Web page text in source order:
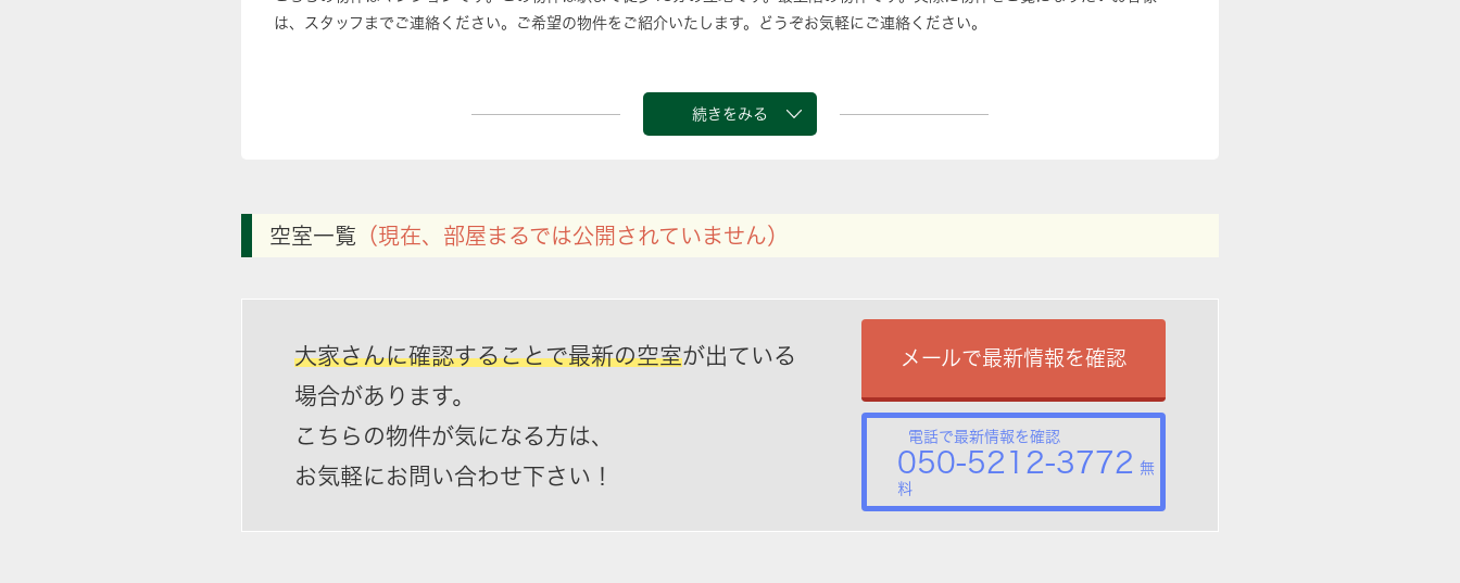
は、スタッフまでご連絡ください。ご希望の物件をご紹介いたします。どうぞお気軽にご連絡ください。
続きをみる
空室一覧 （現在、部屋まるでは公開されていません）
大家さんに確認することで最新の空室が出ている
場合があります。
こちらの物件が気になる方は、
お気軽にお問い合わせ下さい！
メールで最新情報を確認
電話で最新情報を確認
050-5212-3772 無
料